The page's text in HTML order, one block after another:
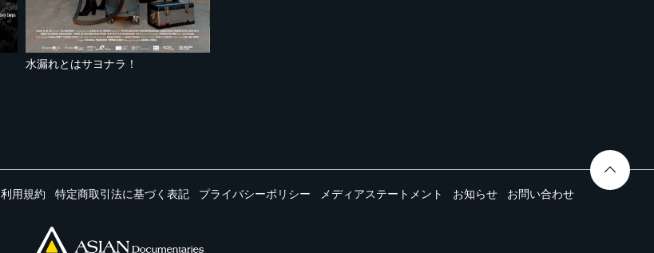
水漏れとはサヨナラ！
利用規約 特定商取引法に基づく表記 プライバシーポリシー メディアステートメント お知らせ お問い合わせ